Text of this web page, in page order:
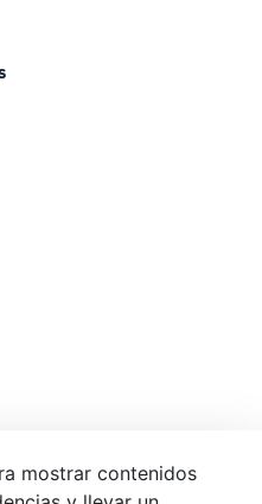
Donostia / San Sebastián
mostrar contenidos